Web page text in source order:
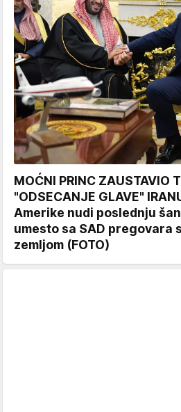
MOĆNI PRINC ZAUSTAVIO
"ODSECANJE GLAVE"
Amerike nudi poslednju
umesto sa SAD pregovara
zemljom (FOTO)